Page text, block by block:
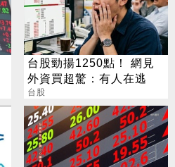
台股勁揚1250點！ 網見
外資買超驚：有人在逃
台股